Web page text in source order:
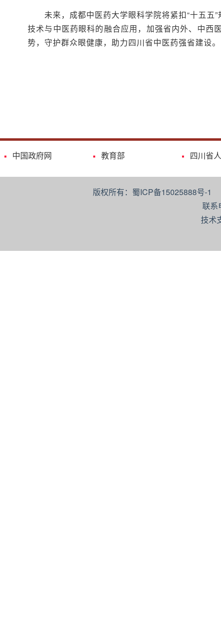
未来，成都中医药大学眼科学院将紧扣“十五
技术与中医药眼科的融合应用，加强省内外、中西
势，守护群众眼健康，助力四川省中医药强省建设。
中国政府网 教育部 四川省
版权所有：蜀ICP备15025888号-
联系
技术